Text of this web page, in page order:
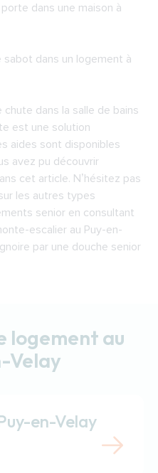
dans une maison à
sabot dans un logement à
dans la salle de bains
est une solution
aides sont disponibles
avez pu découvrir
cet article. N’hésitez pas
les autres types
senior en consultant
escalier au Puy-en-
par une douche senior
logement au
Velay
en-Velay